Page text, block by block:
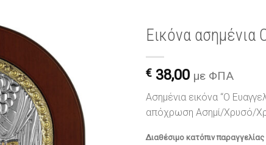
επιθυμιών
Εικόνα ασημένια
€ 38,00 με ΦΠΑ
Ασημένια εικόνα “Ο
απόχρωση Ασημί/Χρυσό/
Διαθέσιμο κατόπιν παραγγελίας